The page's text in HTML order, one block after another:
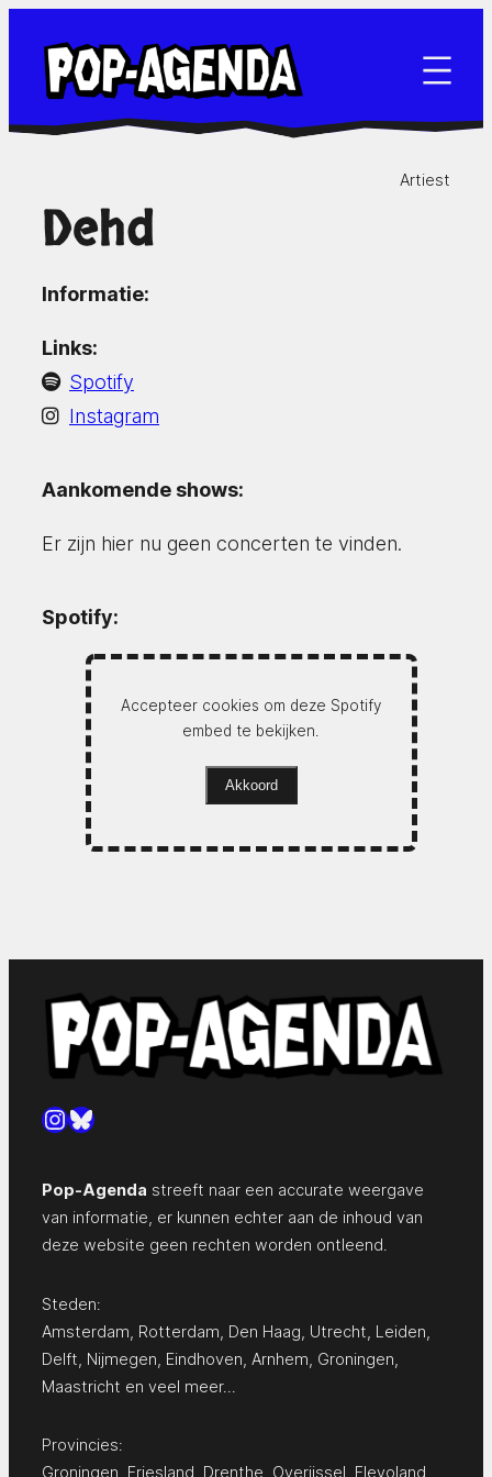
naar
inhoud
Artiest
Dehd
Informatie:
Links:
Spotify
Instagram
Aankomende shows:
Er zijn hier nu geen concerten te vinden.
Spotify:
Accepteer cookies om deze Spotify
embed te bekijken.
Akkoord
Instagram
Bluesky
Pop-Agenda streeft naar een accurate weergave
van informatie, er kunnen echter aan de inhoud van
deze website geen rechten worden ontleend.
Steden:
Amsterdam Rotterdam Den Haag Utrecht Leiden
Delft Nijmegen Eindhoven Arnhem Groningen
Maastricht en veel meer…
Provincies:
Groningen Friesland Drenthe Overijssel Flevoland